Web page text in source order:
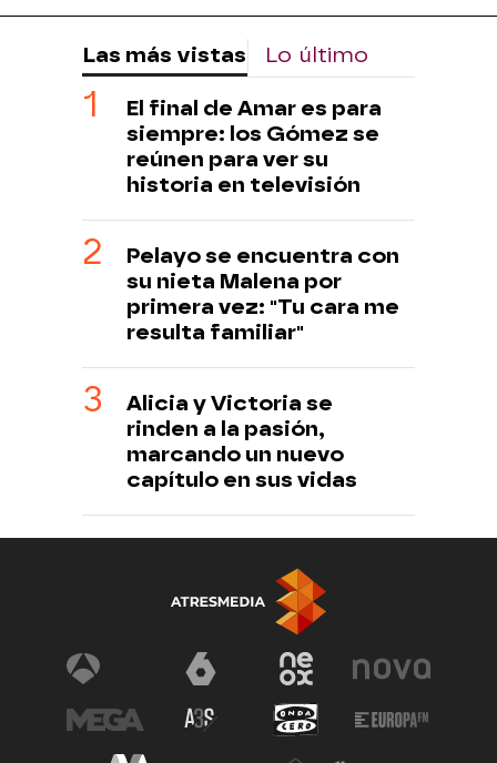
Las más vistas Lo último
El final de Amar es para
siempre: los Gómez se
reúnen para ver su
historia en televisión
Pelayo se encuentra con
su nieta Malena por
primera vez: "Tu cara me
resulta familiar"
Alicia y Victoria se
rinden a la pasión,
marcando un nuevo
capítulo en sus vidas